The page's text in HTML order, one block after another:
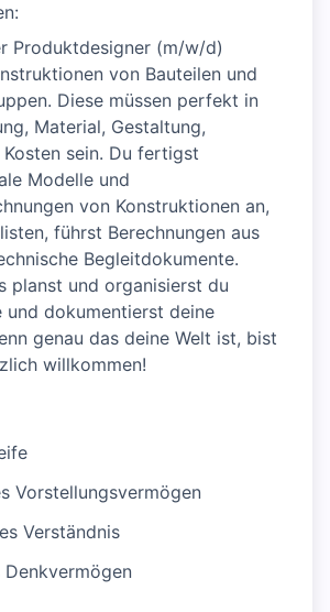
Produktdesigner (m/w/d)
von Bauteilen und
Diese müssen perfekt in
Material, Gestaltung,
sein. Du fertigst
Modelle und
von Konstruktionen an,
führst Berechnungen aus
Begleitdokumente.
planst und organisierst du
und dokumentierst deine
genau das deine Welt ist, bist
willkommen!
Vorstellungsvermögen
Verständnis
Denkvermögen